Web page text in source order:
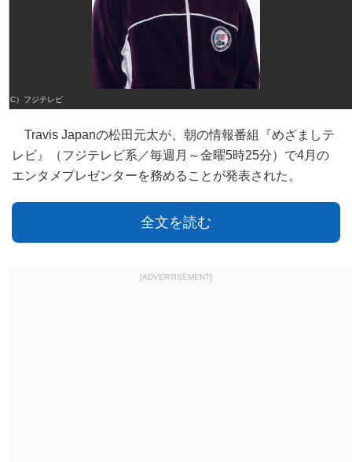
（C）フジテレビ
Travis Japanの松田元太が、朝の情報番組『めざましテ
レビ』（フジテレビ系／毎週月～金曜5時25分）で4月の
エンタメプレゼンターを務めることが発表された。
全文を読む
[ADVERTISEMENT]